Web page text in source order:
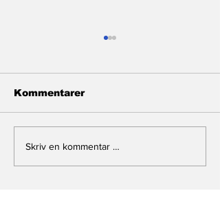
Monarki i storm
Kommentarer
Skriv en kommentar …